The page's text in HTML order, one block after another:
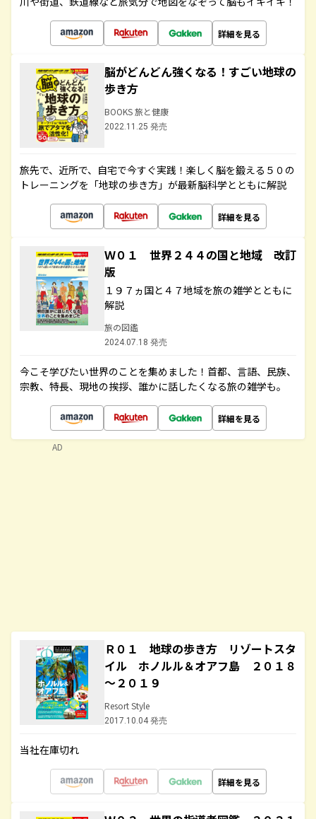
詳細を見る
脳がどんどん強くなる！すごい地球の
歩き方
BOOKS 旅と健康
2022.11.25 発売
旅先で、近所で、自宅で今すぐ実践！楽しく脳を鍛える５０の
トレーニングを「地球の歩き方」が最新脳科学とともに解説
詳細を見る
Ｗ０１ 世界２４４の国と地域 改訂
版
１９７ヵ国と４７地域を旅の雑学とともに
解説
旅の図鑑
2024.07.18 発売
今こそ学びたい世界のことを集めました！首都、言語、民族、
宗教、特長、現地の挨拶、誰かに話したくなる旅の雑学も。
詳細を見る
Ｒ０１ 地球の歩き方 リゾートスタ
イル ホノルル＆オアフ島 ２０１８
～２０１９
Resort Style
2017.10.04 発売
当社在庫切れ
詳細を見る
AD